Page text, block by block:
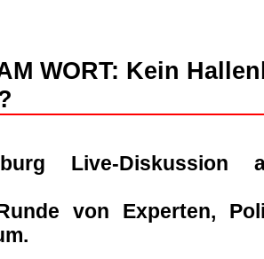
WORT: Kein
Live-Diskussion
von Experten,